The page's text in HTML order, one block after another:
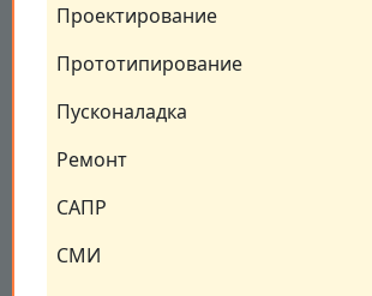
Проектирование
Прототипирование
Пусконаладка
Ремонт
САПР
СМИ